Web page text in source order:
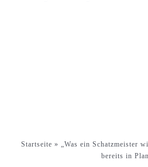
Startseite »
„Was ein Schatzmeister
bereits in